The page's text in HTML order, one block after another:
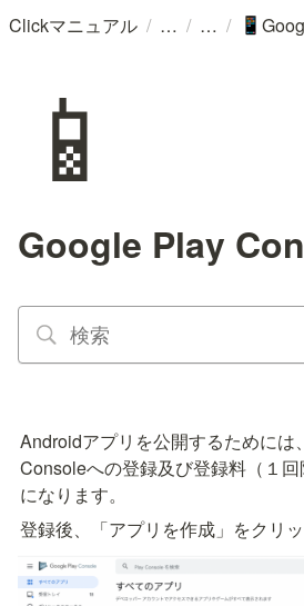
Clickマニュアル / / / 📱
📱
Google Play
Androidアプリを公開するためには
Consoleへの登録及び登録料（１
になります。
登録後、「アプリを作成」をクリ